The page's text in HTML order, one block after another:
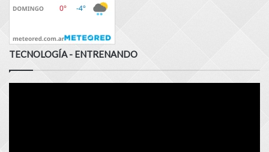
TECNOLOGÍA - ENTRENANDO